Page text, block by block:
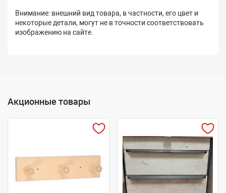
Внимание: внешний вид товара, в частности, его цвет и
некоторые детали, могут не в точности соответствовать
изображению на сайте.
Акционные товары